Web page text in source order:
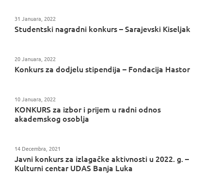
Studentski nagradni konkurs – Sarajevski Kiseljak
31 Januara, 2022
Konkurs za dodjelu stipendija – Fondacija Hastor
20 Januara, 2022
KONKURS za izbor i prijem u radni odnos
akademskog osoblja
10 Januara, 2022
Javni konkurs za izlagačke aktivnosti u 2022. g. –
Kulturni centar UDAS Banja Luka
14 Decembra, 2021